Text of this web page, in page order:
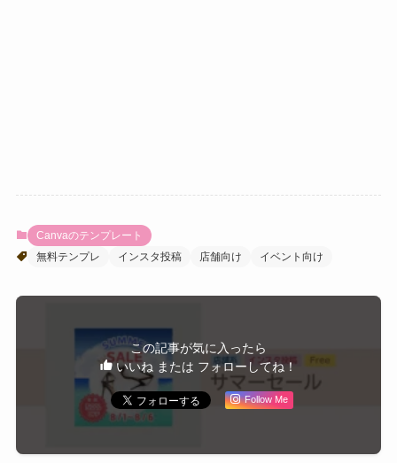
Canvaのテンプレート
無料テンプレ
インスタ投稿 店舗向け イベント向け
この記事が気に入ったら
いいね または フォローしてね！
Follow Me